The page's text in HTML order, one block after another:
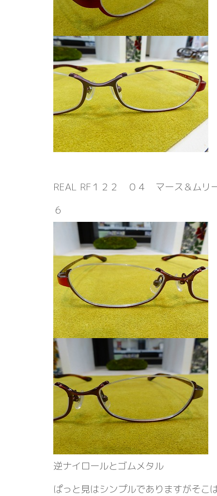
REAL RF１２２ ０４ マース＆ム
６
逆ナイロールとゴムメタル
ぱっと見はシンプルでありますがそこ